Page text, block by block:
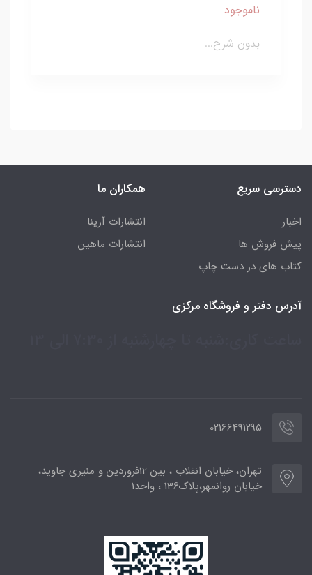
ناموجود
بدون شرح...
دسترسی سریع
اخبار
پیش فروش ها
کتاب های در دست چاپ
همکاران ما
انتشارات آرینا
انتشارات ماهین
آدرس دفتر و فروشگاه مرکزی
02166491295
تهران، خیابان انقلاب ، بین 12فروردین و منیری جاوید،
خیابان روانمهر،پلاک136 ، واحد1